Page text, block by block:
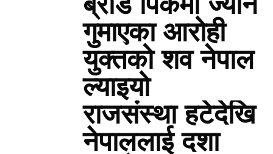
गुमाएका आरोही
युक्तको शव नेपाल
ल्याइयो
राजसंस्था हटेदेखि
नेपाललाई दशा